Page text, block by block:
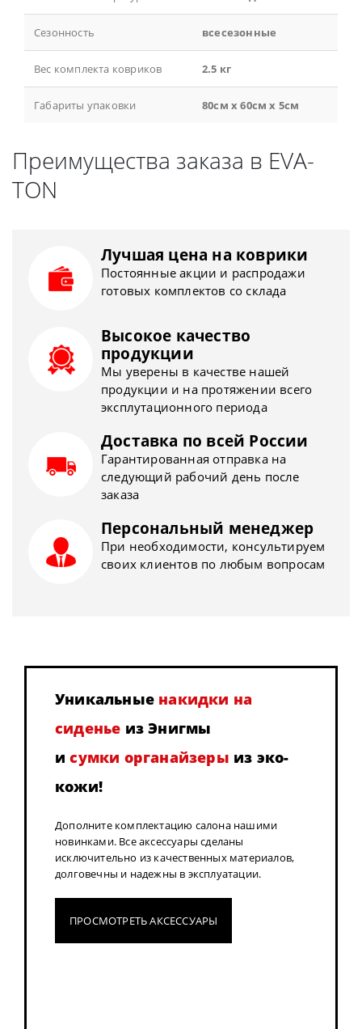
Сезонность всесезонные
Вес комплекта ковриков 2.5 кг
Габариты упаковки 80см x 60см x 5см
Преимущества заказа в EVA-
TON
Лучшая цена на коврики
Постоянные акции и распродажи
готовых комплектов со склада
Высокое качество
продукции
Мы уверены в качестве нашей
продукции и на протяжении всего
эксплутационного периода
Доставка по всей России
Гарантированная отправка на
следующий рабочий день после
заказа
Персональный менеджер
При необходимости, консультируем
своих клиентов по любым вопросам
Уникальные накидки на
сиденье из Энигмы
исумки органайзеры из эко-
кожи!
Дополните комплектацию салона нашими
новинками. Все аксессуары сделаны
исключительно из качественных материалов,
долговечны и надежны в эксплуатации.
ПРОСМОТРЕТЬ АКСЕССУАРЫ